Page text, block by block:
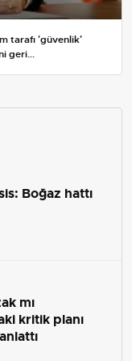
tarafı 'güvenlik'
geri...
Boğaz hattı
mı
kritik planı